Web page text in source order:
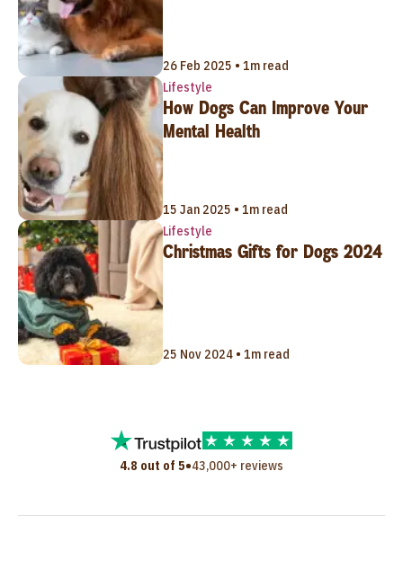
26 Feb 2025 • 1m read
Lifestyle
How Dogs Can Improve Your
Mental Health
15 Jan 2025 • 1m read
Lifestyle
Christmas Gifts for Dogs 2024
25 Nov 2024 • 1m read
4.8 out of 5•43,000+ reviews